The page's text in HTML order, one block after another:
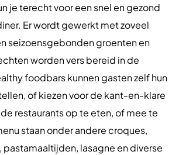
je terecht voor een snel en gezond
Er wordt gewerkt met zoveel
seizoensgebonden groenten en
worden vers bereid in de
foodbars kunnen gasten zelf hun
of kiezen voor de kant-en-klare
restaurants op te eten, of mee te
staan onder andere croques,
pastamaaltijden, lasagne en diverse